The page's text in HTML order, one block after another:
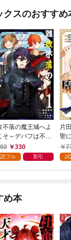
クスのおすすめ
不落の魔王城へよ
そ～デバフは不要
者パーティーを追
された黒魔導士、
330
フル 割引
片
聖
り
試
め本